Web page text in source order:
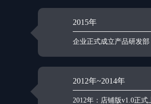
2015年
企业正式成立产品研发
2012年~2014年
2012年：店铺版v1.0正式